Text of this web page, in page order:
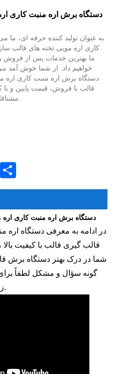
دستگاه برش اره منبت کاری
به عنوان تولید کننده حرفه ای،
کاری اره مویی تخته های قالب
ما بهترین خدمات پس از فروش و
خواهیم داد. از شما خوش آمد
دستگاه برش اره منبت کاری اره
قالب با فروش، قیمت پایین و با
LinkedIn
دستگاه برش اره منبت کاری
در ادامه به معرفی دستگاه اره
قالب گیری قالب با کیفیت بالا
شما در درک بهتر دستگاه برش
گونه سؤال و مشکل لطفاً برای
زودی به شما پاسخ خواهیم داد.